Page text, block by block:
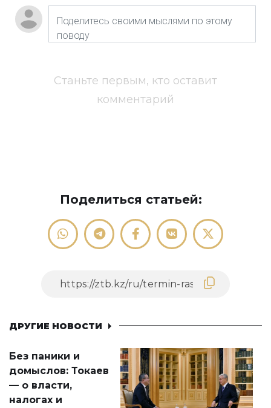
Станьте первым, кто оставит
комментарий
Поделиться статьей:
ДРУГИЕ НОВОСТИ
Без паники и
домыслов: Токаев
— о власти,
налогах и